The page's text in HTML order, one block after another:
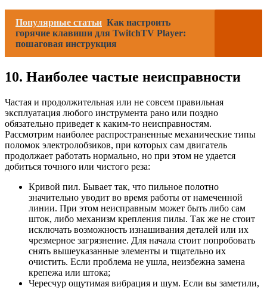
Популярные статьи Как настроить
горячие клавиши для TwitchTV Player:
пошаговая инструкция
10. Наиболее частые неисправности
Частая и продолжительная или не совсем правильная
эксплуатация любого инструмента рано или поздно
обязательно приведет к каким-то неисправностям.
Рассмотрим наиболее распространенные механические типы
поломок электролобзиков, при которых сам двигатель
продолжает работать нормально, но при этом не удается
добиться точного или чистого реза:
Кривой пил. Бывает так, что пильное полотно
значительно уводит во время работы от намеченной
линии. При этом неисправным может быть либо сам
шток, либо механизм крепления пилы. Так же не стоит
исключать возможность изнашивания деталей или их
чрезмерное загрязнение. Для начала стоит попробовать
снять вышеуказанные элементы и тщательно их
очистить. Если проблема не ушла, неизбежна замена
крепежа или штока;
Чересчур ощутимая вибрация и шум. Если вы заметили,